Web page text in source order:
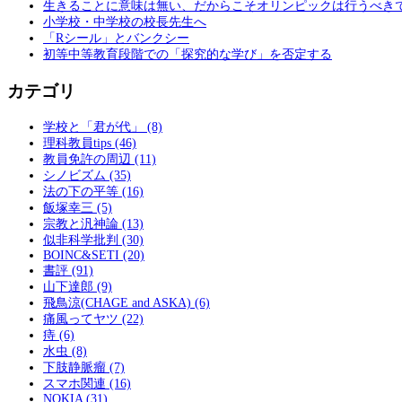
生きることに意味は無い、だからこそオリンピックは行うべき
小学校・中学校の校長先生へ
「Rシール」とバンクシー
初等中等教育段階での「探究的な学び」を否定する
カテゴリ
学校と「君が代」 (8)
理科教員tips (46)
教員免許の周辺 (11)
シノビズム (35)
法の下の平等 (16)
飯塚幸三 (5)
宗教と汎神論 (13)
似非科学批判 (30)
BOINC&SETI (20)
書評 (91)
山下達郎 (9)
飛鳥涼(CHAGE and ASKA) (6)
痛風ってヤツ (22)
痔 (6)
水虫 (8)
下肢静脈瘤 (7)
スマホ関連 (16)
NOKIA (31)